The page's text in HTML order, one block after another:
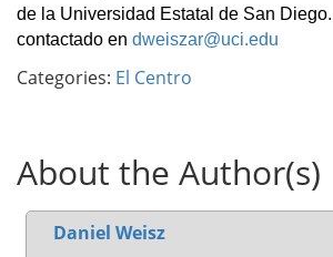
de la Universidad Estatal de San Diego.
contactado en dweiszar@uci.edu
Categories: El Centro
About the Author(s)
Daniel Weisz